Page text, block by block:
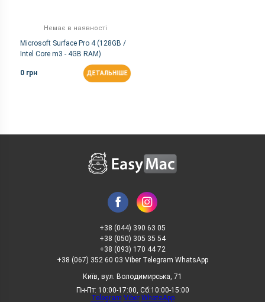
Немає в наявності
Microsoft Surface Pro 4 (128GB /
Intel Core m3 - 4GB RAM)
0 грн ДЕТАЛЬНІШЕ
+38 (044) 390 63 05
+38 (050) 305 35 54
+38 (093) 170 44 72
+38 (067) 352 60 03 Viber Telegram WhatsApp
Київ, вул. Володимирська, 71
Пн-Пт: 10:00-17:00, Сб:10:00-15:00
Telegram Viber WhatsApp